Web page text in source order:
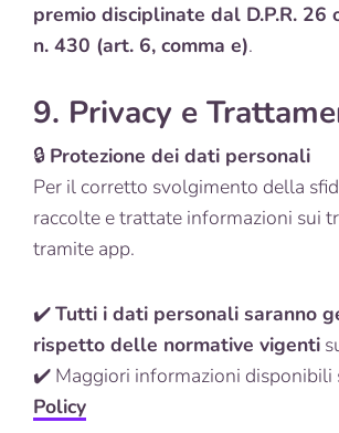
premio disciplinate dal D.P.R.
n. 430 (art. 6, comma e).
9. Privacy e
🔒 Protezione dei dati personali
Per il corretto svolgimento della
raccolte e trattate informazioni sui
tramite app.
✔️Tutti i dati personali saranno
rispetto delle normative vigenti
✔️ Maggiori informazioni disponibili
Policy